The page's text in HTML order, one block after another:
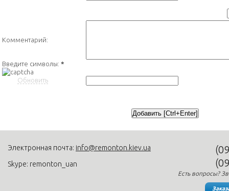
Комментарий:
Введите символы: *
Обновить
Электронная почта: info@remonton.kiev.ua
Skype: remonton_uan
Есть вопросы?